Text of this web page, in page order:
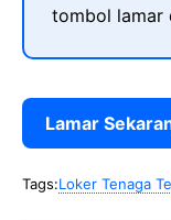
tombol lamar
Lamar
Tags:Loker Tenaga